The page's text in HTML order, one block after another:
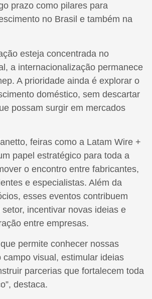
prazo como pilares para
no Brasil e também na
esteja concentrada no
a internacionalização permanece
A prioridade ainda é explorar o
doméstico, sem descartar
possam surgir em mercados
feiras como a Latam Wire +
papel estratégico para toda a
o encontro entre fabricantes,
e especialistas. Além da
esses eventos contribuem
incentivar novas ideias e
entre empresas.
permite conhecer nossas
campo visual, estimular ideias
parcerias que fortalecem toda
destaca.